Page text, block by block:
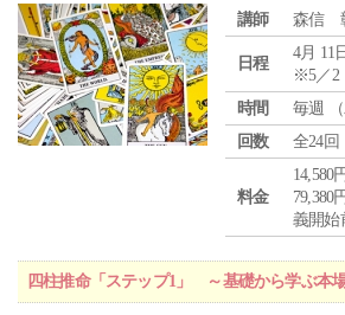
講師 森信
日程
4月 11
※5／2
時間
毎週 （
回数
全24回
料金
14,580
79,380
義開始
四柱推命「ステップ1」 ～基礎から学ぶ本